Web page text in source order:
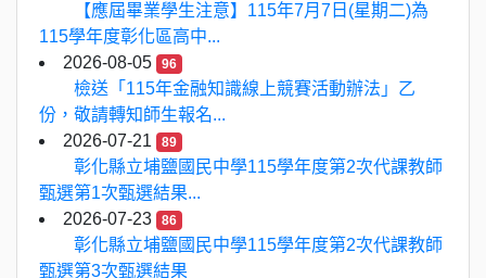
【應屆畢業學生注意】115年7月7日(星期二)為
115學年度彰化區高中...
2026-08-05
96
檢送「115年金融知識線上競賽活動辦法」乙
份，敬請轉知師生報名...
2026-07-21
89
彰化縣立埔鹽國民中學115學年度第2次代課教師
甄選第1次甄選結果...
2026-07-23
86
彰化縣立埔鹽國民中學115學年度第2次代課教師
甄選第3次甄選結果